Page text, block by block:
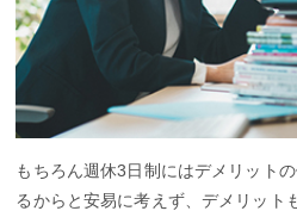
もちろん週休3日制にはデメリット
るからと安易に考えず、デメリット